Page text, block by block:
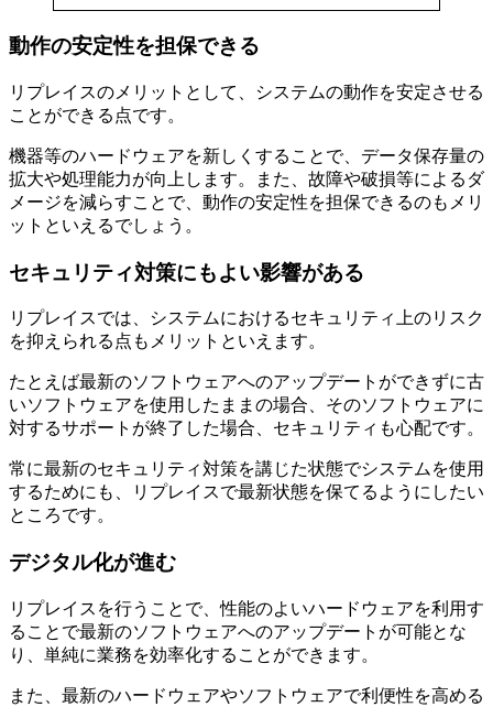
動作の安定性を担保できる
リプレイスのメリットとして、システムの動作を安定させる
ことができる点です。
機器等のハードウェアを新しくすることで、データ保存量の
拡大や処理能力が向上します。また、故障や破損等によるダ
メージを減らすことで、動作の安定性を担保できるのもメリ
ットといえるでしょう。
セキュリティ対策にもよい影響がある
リプレイスでは、システムにおけるセキュリティ上のリスク
を抑えられる点もメリットといえます。
たとえば最新のソフトウェアへのアップデートができずに古
いソフトウェアを使用したままの場合、そのソフトウェアに
対するサポートが終了した場合、セキュリティも心配です。
常に最新のセキュリティ対策を講じた状態でシステムを使用
するためにも、リプレイスで最新状態を保てるようにしたい
ところです。
デジタル化が進む
リプレイスを行うことで、性能のよいハードウェアを利用す
ることで最新のソフトウェアへのアップデートが可能とな
り、単純に業務を効率化することができます。
また、最新のハードウェアやソフトウェアで利便性を高める